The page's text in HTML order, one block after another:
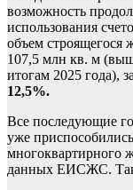
возможность
использования
объем
107,5 млн кв. м
итогам 2025 года),
12,5%.
Все последующие
уже
многоквартирного
данных ЕИСЖС.